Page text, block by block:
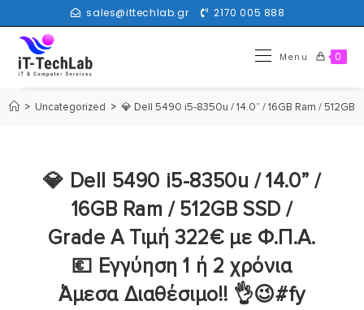
sales@ittechlab.gr 2170 005 888
0
Menu
> Uncategorized > 💎 Dell 5490 i5-8350u / 14.0” / 16GB Ram /
💎 Dell 5490 i5-8350u / 14.0” /
16GB Ram / 512GB SSD /
Grade A Τιμή 322€ με Φ.Π.Α.
💶 Εγγύηση 1 ή 2 χρόνια
Άμεσα Διαθέσιμο!! 👌😉#fy